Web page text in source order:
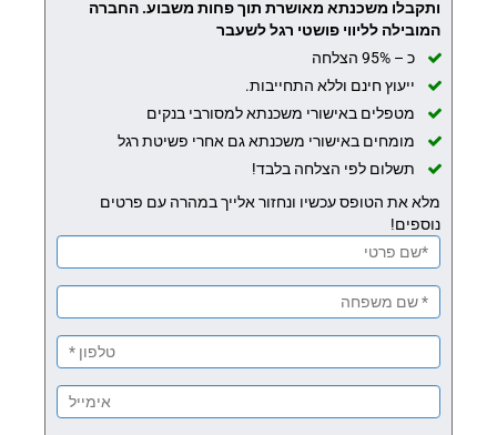
ותקבלו משכנתא מאושרת תוך פחות משבוע. החברה
המובילה לליווי פושטי רגל לשעבר
כ – 95% הצלחה
ייעוץ חינם וללא התחייבות.
מטפלים באישורי משכנתא למסורבי בנקים
מומחים באישורי משכנתא גם אחרי פשיטת רגל
תשלום לפי הצלחה בלבד!
מלא את הטופס עכשיו ונחזור אלייך במהרה עם פרטים
נוספים!